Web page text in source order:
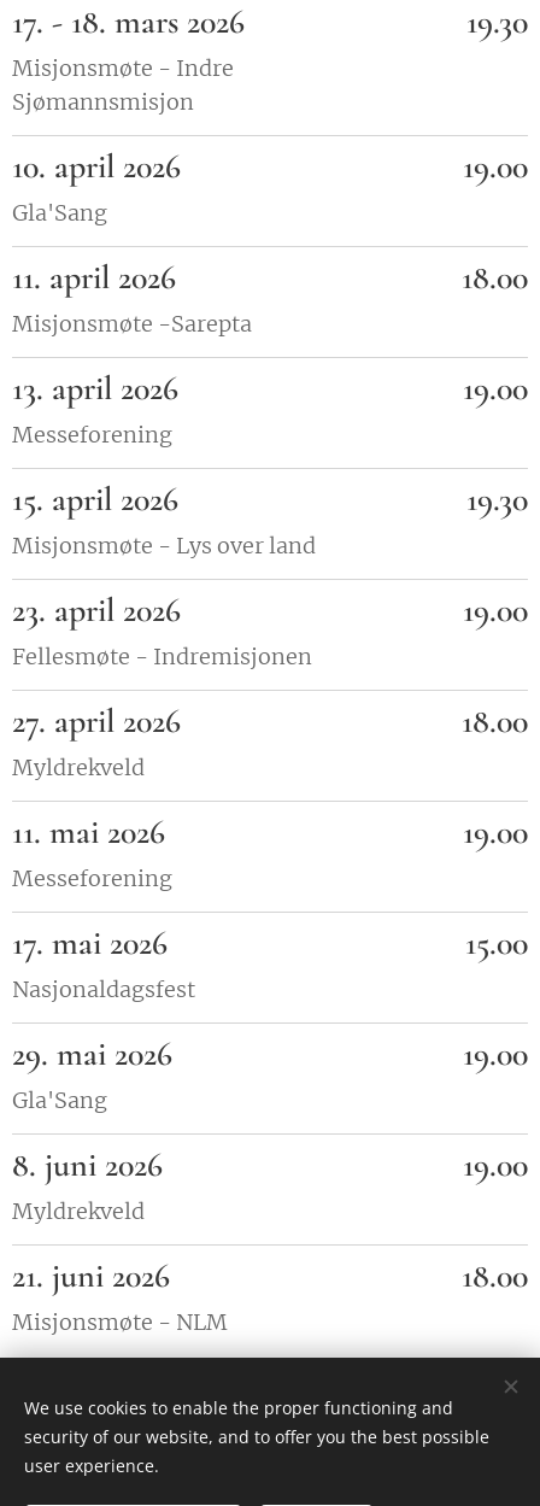
17. - 18. mars 2026
Misjonsmøte - Indre
Sjømannsmisjon
19.30
10. april 2026
Gla'Sang
19.00
11. april 2026
Misjonsmøte -Sarepta
18.00
13. april 2026
Messeforening
19.00
15. april 2026
Misjonsmøte - Lys over land
19.30
23. april 2026
Fellesmøte - Indremisjonen
19.00
27. april 2026
Myldrekveld
18.00
11. mai 2026
Messeforening
19.00
17. mai 2026
Nasjonaldagsfest
15.00
29. mai 2026
Gla'Sang
19.00
8. juni 2026
Myldrekveld
19.00
21. juni 2026
Misjonsmøte - NLM
18.00
We use cookies to enable the proper functioning and
security of our website, and to offer you the best possible
user experience.